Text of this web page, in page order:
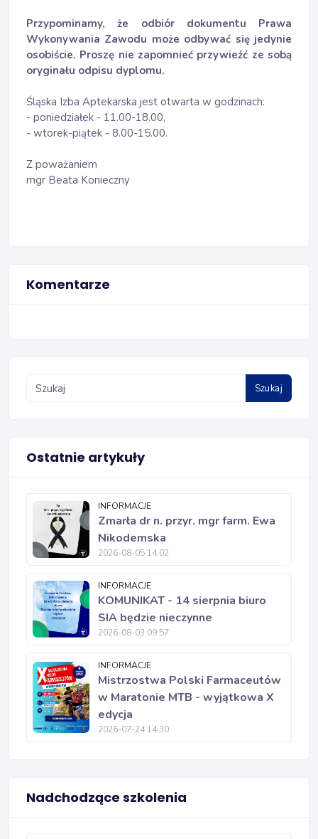
Przypominamy, że odbiór dokumentu Prawa
Wykonywania Zawodu może odbywać się jedynie
osobiście. Proszę nie zapomnieć przywieźć ze sobą
oryginału odpisu dyplomu.
Śląska Izba Aptekarska jest otwarta w godzinach:
- poniedziałek - 11.00-18.00,
- wtorek-piątek - 8.00-15.00.
Z poważaniem
mgr Beata Konieczny
Komentarze
Szukaj
Ostatnie artykuły
INFORMACJE
Zmarła dr n. przyr. mgr farm. Ewa
Nikodemska
2026-08-05 14:02
INFORMACJE
KOMUNIKAT - 14 sierpnia biuro
SIA będzie nieczynne
2026-08-03 09:57
INFORMACJE
Mistrzostwa Polski Farmaceutów
w Maratonie MTB - wyjątkowa X
edycja
2026-07-24 14:30
Nadchodzące szkolenia